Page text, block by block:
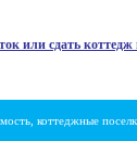
или сдать коттедж
коттеджные